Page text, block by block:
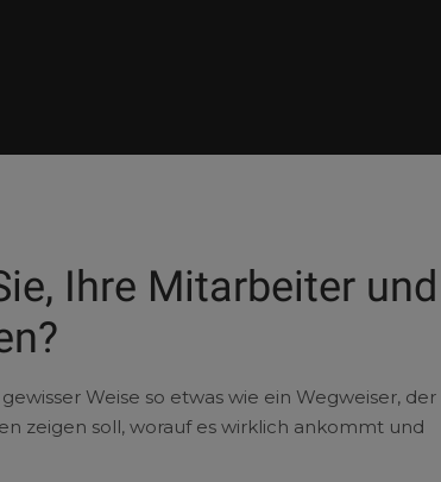
Ihre Mitarbeiter und
Weise so etwas wie ein Wegweiser, der
zeigen soll, worauf es wirklich ankommt und